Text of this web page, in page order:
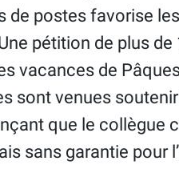
de postes favorise
pétition de plus
vacances de
sont venues
que le collègue
sans garantie pour